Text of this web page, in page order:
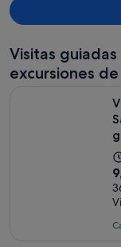
Visitas guiadas
excursiones